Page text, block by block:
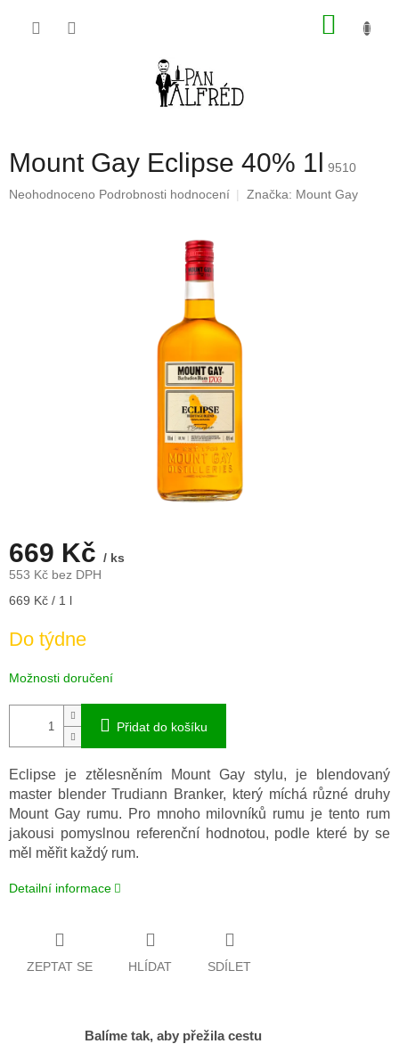
Mount Gay Eclipse 40% 1l
9510
Průměrné
Neohodnoceno Podrobnosti hodnocení Značka: Mount Gay
669 Kč / ks
553 Kč bez DPH
Měrná
669 Kč / 1 l
Do týdne
Možnosti doručení
Přidat do košíku
Eclipse je ztělesněním Mount Gay stylu, je blendovaný
master blender Trudiann Branker, který míchá různé druhy
Mount Gay rumu. Pro mnoho milovníků rumu je tento rum
jakousi pomyslnou referenční hodnotou, podle které by se
měl měřit každý rum.
Detailní informace
ZEPTAT SE HLÍDAT SDÍLET
Balíme tak, aby přežila cestu